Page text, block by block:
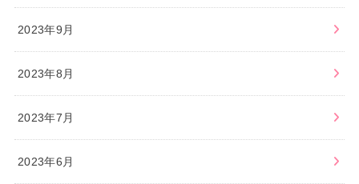
2023年9月
2023年8月
2023年7月
2023年6月